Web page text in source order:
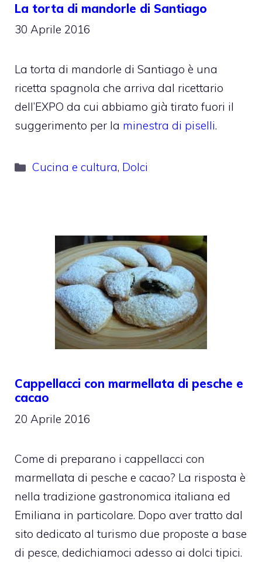
La torta di mandorle di Santiago
30 Aprile 2016
La torta di mandorle di Santiago è una
ricetta spagnola che arriva dal ricettario
dell’EXPO da cui abbiamo già tirato fuori il
suggerimento per la minestra di piselli.
Categorie
Cucina e cultura, Dolci
Cappellacci con marmellata di pesche e
cacao
20 Aprile 2016
Come di preparano i cappellacci con
marmellata di pesche e cacao? La risposta è
nella tradizione gastronomica italiana ed
Emiliana in particolare. Dopo aver tratto dal
sito dedicato al turismo due proposte a base
di pesce, dedichiamoci adesso ai dolci tipici.